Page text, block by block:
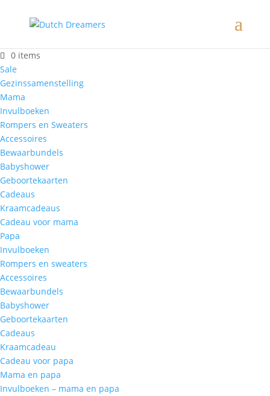
0 items
Sale
Gezinssamenstelling
Mama
Invulboeken
Rompers en Sweaters
Accessoires
Bewaarbundels
Babyshower
Geboortekaarten
Cadeaus
Kraamcadeaus
Cadeau voor mama
Papa
Invulboeken
Rompers en sweaters
Accessoires
Bewaarbundels
Babyshower
Geboortekaarten
Cadeaus
Kraamcadeau
Cadeau voor papa
Mama en papa
Invulboeken – mama en papa